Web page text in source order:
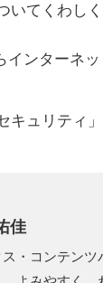
いてくわし
インターネ
キュリティ
佳
・コンテンツ